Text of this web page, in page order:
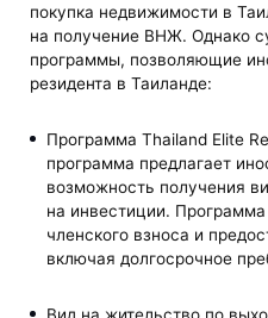
покупка недвижимости в
на получение ВНЖ. Однако
программы, позволяющие
резидента в Таиланде:
Программа Thailand Elite
программа предлагает
возможность получения
на инвестиции. Программа
членского взноса и
включая долгосрочное